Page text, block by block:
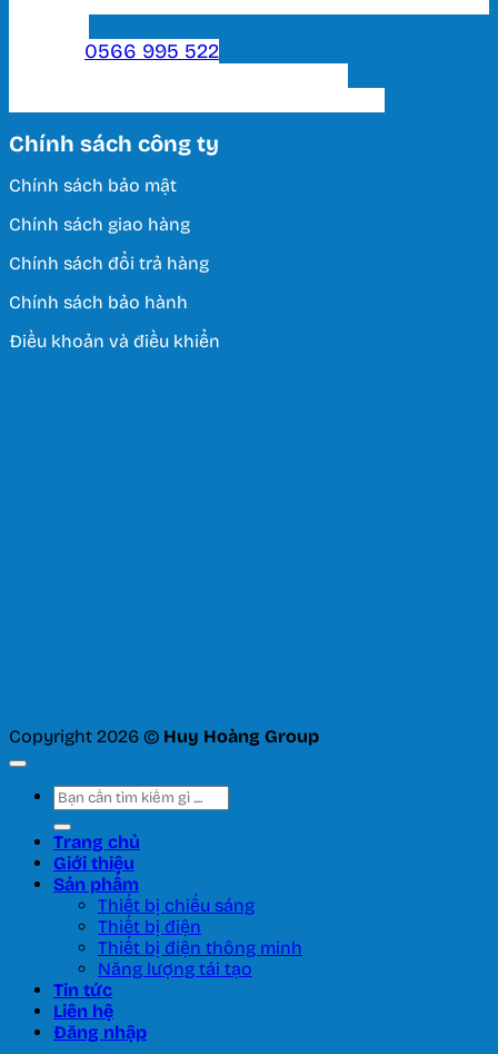
0566 995 522
Chính sách công ty
Chính sách bảo mật
Chính sách giao hàng
Chính sách đổi trả hàng
Chính sách bảo hành
Điều khoản và điều khiển
Copyright 2026 © Huy Hoàng Group
Tìm
kiếm:
Trang chủ
Giới thiệu
Sản phẩm
Thiết bị chiếu sáng
Thiết bị điện
Thiết bị điện thông minh
Năng lượng tái tạo
Tin tức
Liên hệ
Đăng nhập